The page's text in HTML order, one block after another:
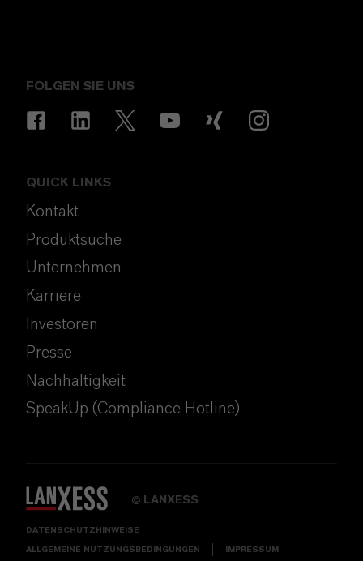
FOLGEN SIE UNS
QUICK LINKS
Kontakt
Produktsuche
Unternehmen
Karriere
Investoren
Presse
Nachhaltigkeit
SpeakUp (Compliance Hotline)
© LANXESS
DATENSCHUTZHINWEISE
ALLGEMEINE NUTZUNGSBEDINGUNGEN IMPRESSUM